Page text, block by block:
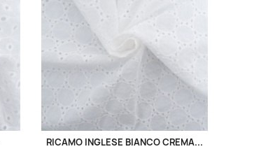
RICAMO INGLESE BIANCO CREMA...